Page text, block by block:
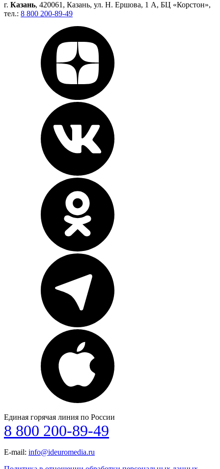
г. Казань, 420061, Казань, ул. Н. Ершова, 1 А, БЦ «Корстон»,
тел.: 8 800 200-89-49
Единая горячая линия по России
8 800 200-89-49
E-mail: info@ideuromedia.ru